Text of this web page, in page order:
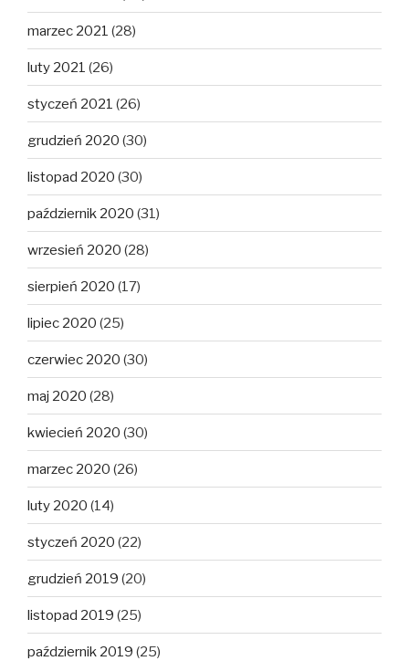
marzec 2021 (28)
luty 2021 (26)
styczeń 2021 (26)
grudzień 2020 (30)
listopad 2020 (30)
październik 2020 (31)
wrzesień 2020 (28)
sierpień 2020 (17)
lipiec 2020 (25)
czerwiec 2020 (30)
maj 2020 (28)
kwiecień 2020 (30)
marzec 2020 (26)
luty 2020 (14)
styczeń 2020 (22)
grudzień 2019 (20)
listopad 2019 (25)
październik 2019 (25)